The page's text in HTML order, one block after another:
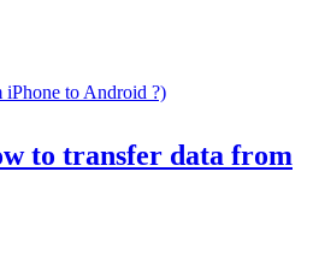
to transfer data from